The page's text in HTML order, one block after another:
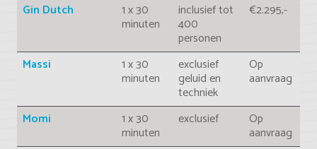
Gin Dutch 1 x 30
minuten
inclusief tot
400
personen
€2.295,-
Massi 1 x 30
minuten
exclusief
geluid en
techniek
Op
aanvraag
Momi 1 x 30
minuten
exclusief Op
aanvraag